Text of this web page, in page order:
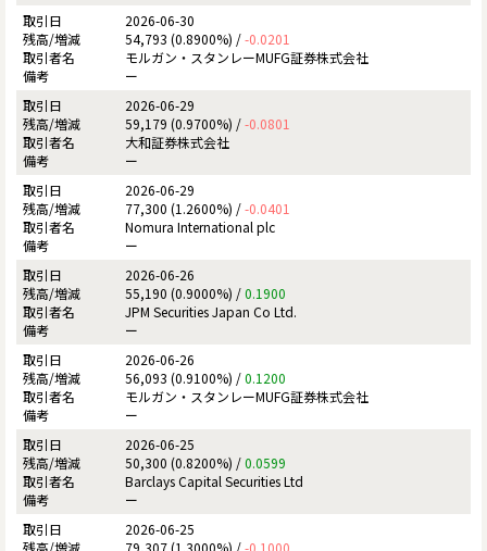
2026-06-30
54,793 (0.8900%) /-0.0201
モルガン・スタンレーMUFG証券株式会社
ー
2026-06-29
59,179 (0.9700%) /-0.0801
大和証券株式会社
ー
2026-06-29
77,300 (1.2600%) /-0.0401
Nomura International plc
ー
2026-06-26
55,190 (0.9000%) /0.1900
JPM Securities Japan Co Ltd.
ー
2026-06-26
56,093 (0.9100%) /0.1200
モルガン・スタンレーMUFG証券株式会社
ー
2026-06-25
50,300 (0.8200%) /0.0599
Barclays Capital Securities Ltd
ー
2026-06-25
79,307 (1.3000%) /-0.1000